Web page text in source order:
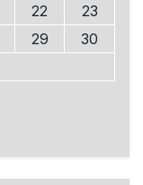
22
23
29
30